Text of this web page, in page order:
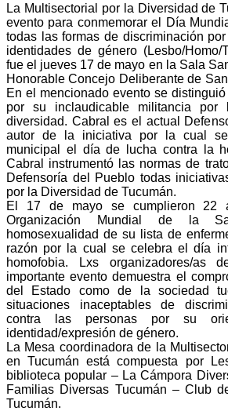
La Multisectorial por la Diversidad de
evento para conmemorar el Día
todas las formas de discriminación
identidades de género (Lesbo/Homo/
fue el jueves 17 de mayo en la Sala
Honorable Concejo Deliberante de
En el mencionado evento se
por su inclaudicable militancia
diversidad. Cabral es el actual
autor de la iniciativa por la cual
municipal el día de lucha contra la
Cabral instrumentó las normas de
Defensoría del Pueblo todas
por la Diversidad de Tucumán.
El 17 de mayo se cumplieron 22
Organización Mundial de la
homosexualidad de su lista de
razón por la cual se celebra el día
homofobia. Lxs organizadores/as
importante evento demuestra el
del Estado como de la sociedad
situaciones inaceptables de
contra las personas por su
identidad/expresión de género.
La Mesa coordinadora de la
en Tucumán está compuesta por
biblioteca popular – La Cámpora
Familias Diversas Tucumán – Club
Tucumán.